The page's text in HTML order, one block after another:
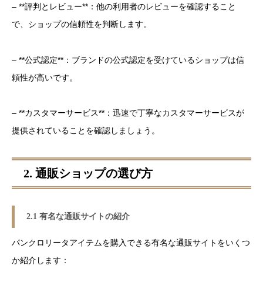
– **評判とレビュー**：他の利用者のレビューを確認すること
で、ショップの信頼性を判断します。
– **公式認定**：ブランドの公式認定を受けているショップは信
頼性が高いです。
– **カスタマーサービス**：迅速で丁寧なカスタマーサービスが
提供されていることを確認しましょう。
2. 通販ショップの選び方
2.1 有名な通販サイトの紹介
パンクロリータアイテムを購入できる有名な通販サイトをいくつ
か紹介します：